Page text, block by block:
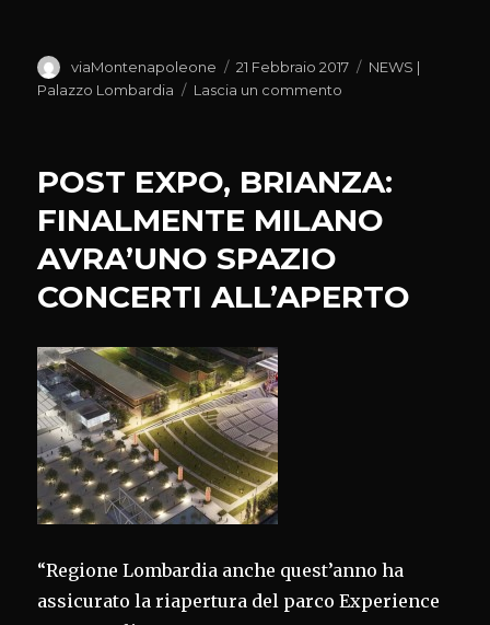
Autore
viaMontenapoleone
Pubblicato
il
21 Febbraio 2017 Categorie
NEWS |
Palazzo Lombardia
Lascia un commento
ESPRESSIONE
IDENTITA’
POST EXPO, BRIANZA:
FINALMENTE MILANO
AVRA’UNO SPAZIO
CONCERTI ALL’APERTO
“Regione Lombardia anche quest’anno ha
assicurato la riapertura del parco Experience